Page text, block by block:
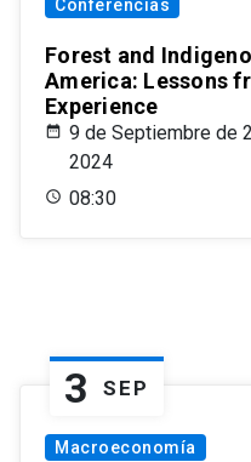
Conferencias
Forest and
America: Lessons
Experience
9 de Septiembre de
2024
08:30
3 SEP
Macroeconomía